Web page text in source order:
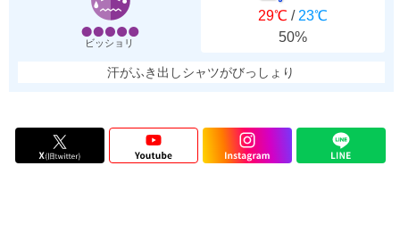
ビッショリ
29℃ / 23℃
50%
汗がふき出しシャツがびっしょり